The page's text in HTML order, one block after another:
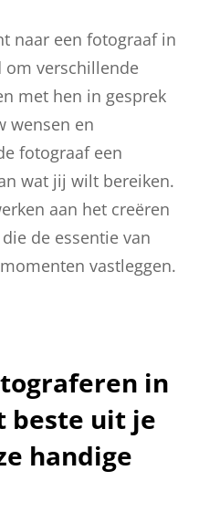
naar een fotograaf in
om verschillende
met hen in gesprek
wensen en
fotograaf een
wat jij wilt bereiken.
aan het creëren
de essentie van
vastleggen.
in
beste uit je
handige